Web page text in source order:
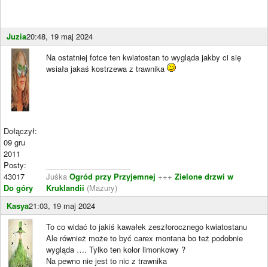
Juzia20:48, 19 maj 2024
Dołączył:
09 gru
2011
Posty:
43017
Do góry
Na ostatniej fotce ten kwiatostan to wygląda jakby ci się
wsiała jakaś kostrzewa z trawnika
Juśka Ogród przy Przyjemnej +++ Zielone drzwi w
Kruklandii (Mazury)
Kasya21:03, 19 maj 2024
To co widać to jakiś kawałek zeszłorocznego kwiatostanu
Ale również może to być carex montana bo też podobnie
wygląda …. Tylko ten kolor limonkowy ?
Na pewno nie jest to nic z trawnika